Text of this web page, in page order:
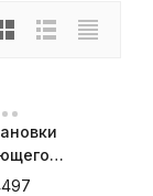
4497